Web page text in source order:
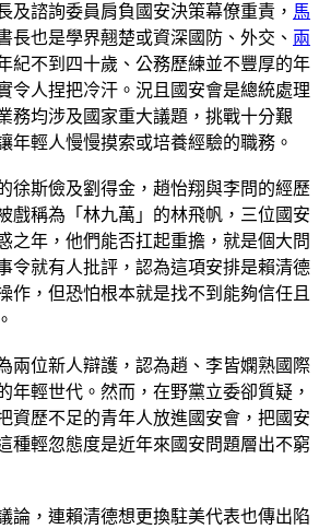
及諮詢委員肩負國安決策幕僚重責， 馬
長也是學界翹楚或資深國防、外交、 兩
紀不到四十歲、公務歷練並不豐厚的年
令人捏把冷汗。況且國安會是總統處理
務均涉及國家重大議題，挑戰十分艱
年輕人慢慢摸索或培養經驗的職務。
徐斯儉及劉得金，趙怡翔與李問的經歷
戲稱為「林九萬」的林飛帆，三位國安
之年，他們能否扛起重擔，就是個大問
令就有人批評，認為這項安排是賴清德
作，但恐怕根本就是找不到能夠信任且
兩位新人辯護，認為趙、李皆嫻熟國際
年輕世代。然而，在野黨立委卻質疑，
資歷不足的青年人放進國安會，把國安
種輕忽態度是近年來國安問題層出不窮
論，連賴清德想更換駐美代表也傳出陷